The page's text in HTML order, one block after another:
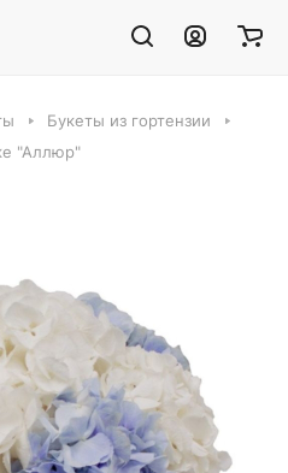
Букеты из гортензии
"Аллюр"